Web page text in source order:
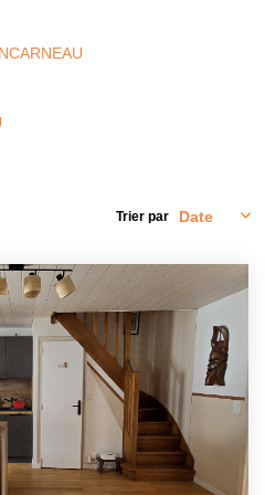
Trier par